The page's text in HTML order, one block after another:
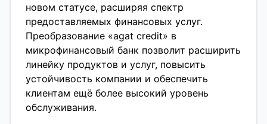
новом статусе, расширяя спектр
предоставляемых финансовых услуг.
Преобразование «agat credit» в
микрофинансовый банк позволит расширить
линейку продуктов и услуг, повысить
устойчивость компании и обеспечить
клиентам ещё более высокий уровень
обслуживания.